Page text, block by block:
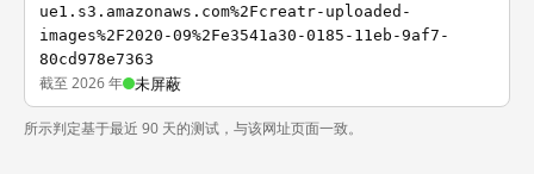
ue1.s3.amazonaws.com%2Fcreatr-uploaded-
images%2F2020-09%2Fe3541a30-0185-11eb-9af7-
80cd978e7363
截至 2026 年 未屏蔽
所示判定基于最近 90 天的测试，与该网址页面一致。